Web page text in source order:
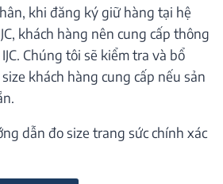
khi đăng ký giữ hàng tại hệ
khách hàng nên cung cấp thông
Chúng tôi sẽ kiểm tra và bổ
khách hàng cung cấp nếu sản
dẫn đo size trang sức chính xác